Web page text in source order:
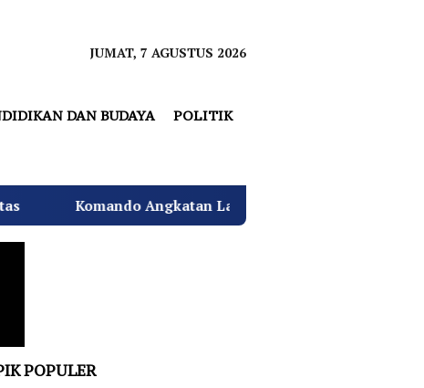
JUMAT, 7 AGUSTUS 2026
DAN BUDAYA POLITIK
Angkatan Laut I Beri Warna Baru Ciptakan Lingkungan
POPULER